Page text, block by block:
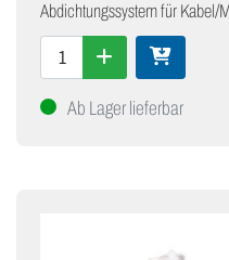
Abdichtungssystem für Kabel/
Ab Lager lieferbar